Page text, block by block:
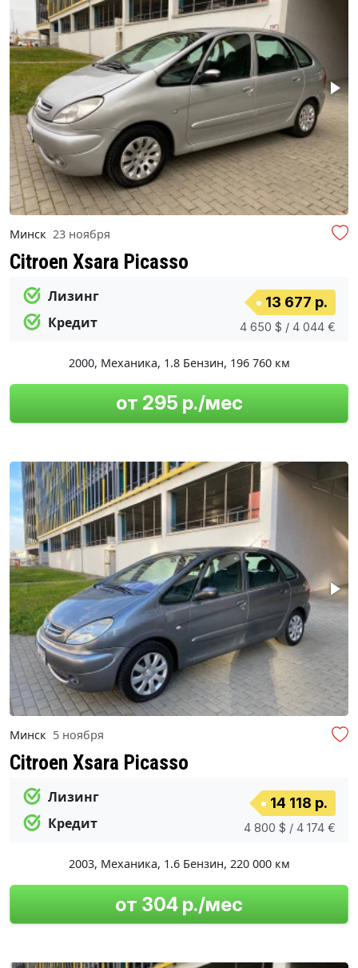
Минск 23 ноября
Citroen Xsara Picasso
Лизинг
Кредит
13 677 р.
4 650 $ / 4 044 €
2000, Механика, 1.8 Бензин, 196 760 км
от 295 р./мес
Минск 5 ноября
Citroen Xsara Picasso
Лизинг
Кредит
14 118 р.
4 800 $ / 4 174 €
2003, Механика, 1.6 Бензин, 220 000 км
от 304 р./мес